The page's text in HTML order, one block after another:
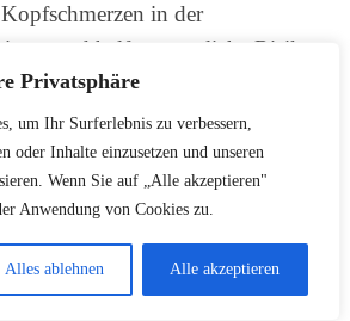
Privatsphäre
um Ihr Surferlebnis zu verbessern,
oder Inhalte einzusetzen und unseren
Wenn Sie auf „Alle akzeptieren"
Anwendung von Cookies zu.
Alles ablehnen Alle akzeptieren
in der
und helfen, mögliche Risiken
ungewöhnlich starken
Fachärzte eine umgehende
Gynäkologen, Neurologen
sind die wichtigsten
können individuelle